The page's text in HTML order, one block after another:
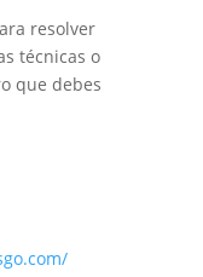
resolver
técnicas o
que debes